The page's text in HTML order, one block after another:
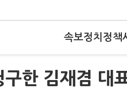
속보정치 정책
한 김재겸 대